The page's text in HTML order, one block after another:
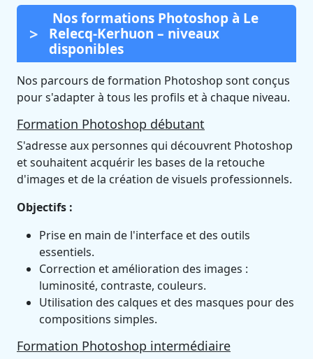
Nos formations Photoshop à Le
Relecq-Kerhuon – niveaux
disponibles
Nos parcours de formation Photoshop sont conçus
pour s'adapter à tous les profils et à chaque niveau.
Formation Photoshop débutant
S'adresse aux personnes qui découvrent Photoshop
et souhaitent acquérir les bases de la retouche
d'images et de la création de visuels professionnels.
Objectifs :
Prise en main de l'interface et des outils
essentiels.
Correction et amélioration des images :
luminosité, contraste, couleurs.
Utilisation des calques et des masques pour des
compositions simples.
Formation Photoshop intermédiaire